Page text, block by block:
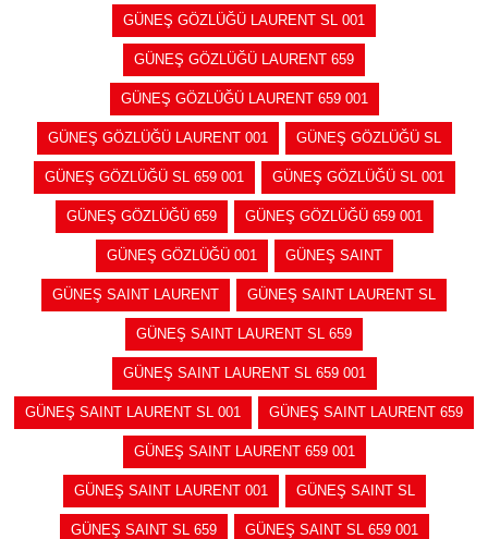
GÜNEŞ GÖZLÜĞÜ LAURENT SL 001
GÜNEŞ GÖZLÜĞÜ LAURENT 659
GÜNEŞ GÖZLÜĞÜ LAURENT 659 001
GÜNEŞ GÖZLÜĞÜ LAURENT 001 GÜNEŞ GÖZLÜĞÜ SL
GÜNEŞ GÖZLÜĞÜ SL 659 001 GÜNEŞ GÖZLÜĞÜ SL 001
GÜNEŞ GÖZLÜĞÜ 659 GÜNEŞ GÖZLÜĞÜ 659 001
GÜNEŞ GÖZLÜĞÜ 001 GÜNEŞ SAINT
GÜNEŞ SAINT LAURENT GÜNEŞ SAINT LAURENT SL
GÜNEŞ SAINT LAURENT SL 659
GÜNEŞ SAINT LAURENT SL 659 001
GÜNEŞ SAINT LAURENT SL 001 GÜNEŞ SAINT LAURENT 659
GÜNEŞ SAINT LAURENT 659 001
GÜNEŞ SAINT LAURENT 001 GÜNEŞ SAINT SL
GÜNEŞ SAINT SL 659 GÜNEŞ SAINT SL 659 001